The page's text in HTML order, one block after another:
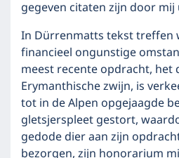
gegeven citaten zijn door
In Dürrenmatts tekst treffen
financieel ongunstige
meest recente opdracht, het
Erymanthische zwijn, is
tot in de Alpen opgejaagde
gletsjerspleet gestort,
gedode dier aan zijn
bezorgen, zijn honorarium